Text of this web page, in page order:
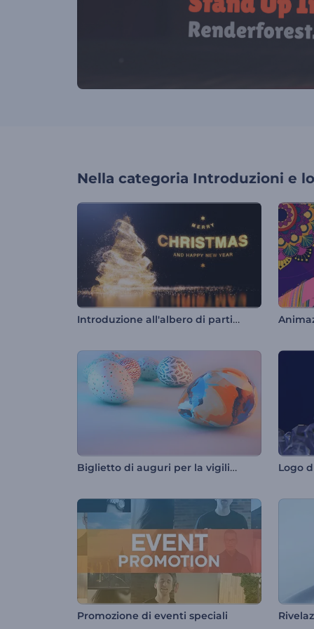
Nella categoria Introduzioni e
Introduzione all'albero di particelle scintillanti
Biglietto di auguri per la vigilia di Pasqua Logo
Promozione di eventi speciali